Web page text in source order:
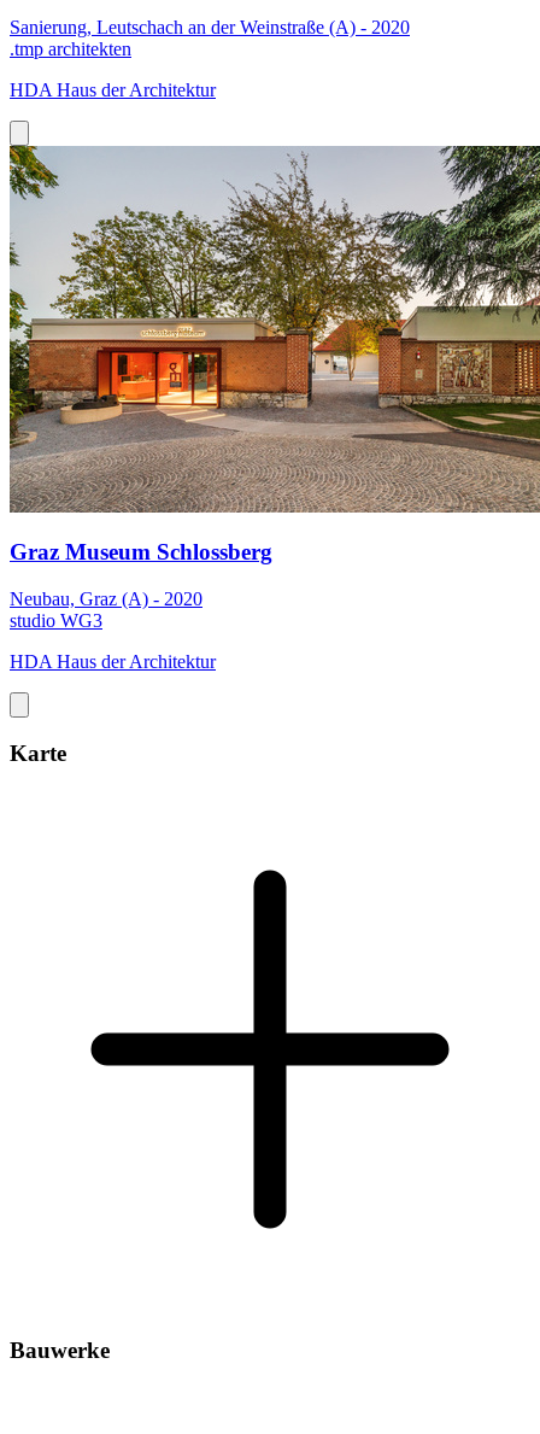
Sanierung, Leutschach an der Weinstraße (A) - 2020
.tmp architekten
HDA Haus der Architektur
Graz Museum Schlossberg
Neubau, Graz (A) - 2020
studio WG3
HDA Haus der Architektur
Karte
Bauwerke